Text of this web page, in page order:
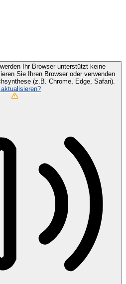
Ihr Browser unterstützt keine
Sie Ihren Browser oder verwenden
(z.B. Chrome, Edge, Safari).